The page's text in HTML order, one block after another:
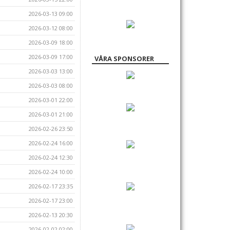
2026-03-13 09:00
2026-03-12 08:00
2026-03-09 18:00
2026-03-09 17:00
2026-03-03 13:00
2026-03-03 08:00
2026-03-01 22:00
2026-03-01 21:00
2026-02-26 23:50
2026-02-24 16:00
2026-02-24 12:30
2026-02-24 10:00
2026-02-17 23:35
2026-02-17 23:00
2026-02-13 20:30
VÅRA SPONSORER